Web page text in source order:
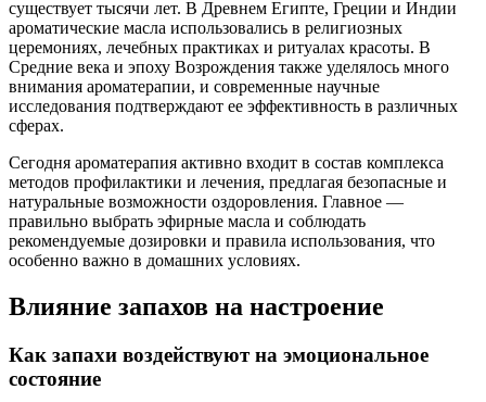
существует тысячи лет. В Древнем Египте, Греции и Индии
ароматические масла использовались в религиозных
церемониях, лечебных практиках и ритуалах красоты. В
Средние века и эпоху Возрождения также уделялось много
внимания ароматерапии, и современные научные
исследования подтверждают ее эффективность в различных
сферах.
Сегодня ароматерапия активно входит в состав комплекса
методов профилактики и лечения, предлагая безопасные и
натуральные возможности оздоровления. Главное —
правильно выбрать эфирные масла и соблюдать
рекомендуемые дозировки и правила использования, что
особенно важно в домашних условиях.
Влияние запахов на настроение
Как запахи воздействуют на эмоциональное
состояние